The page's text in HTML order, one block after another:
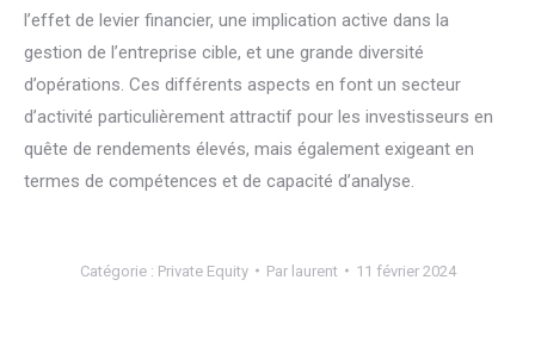
l’effet de levier financier, une implication active dans la
gestion de l’entreprise cible, et une grande diversité
d’opérations. Ces différents aspects en font un secteur
d’activité particulièrement attractif pour les investisseurs en
quête de rendements élevés, mais également exigeant en
termes de compétences et de capacité d’analyse.
Catégorie : Private Equity Par laurent 11 février 2024